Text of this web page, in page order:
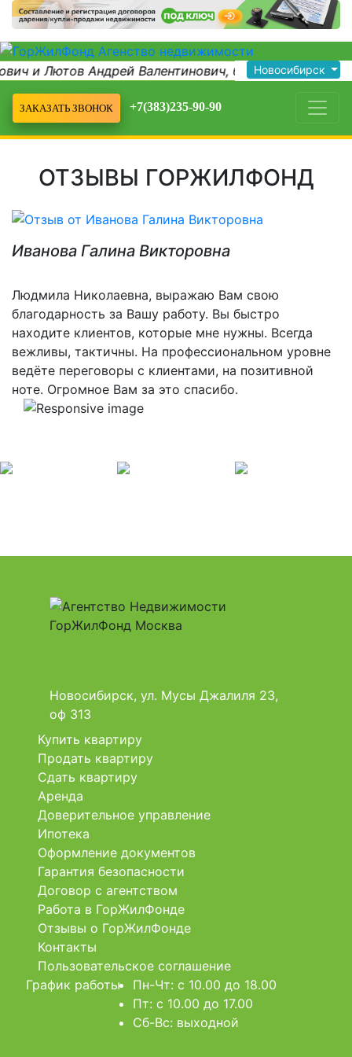
и Лютов Андрей Валентинович, благод...
Новосибирск
ЗАКАЗАТЬ ЗВОНОК +7(383)235-90-90
ОТЗЫВЫ ГОРЖИЛФОНД
Иванова Галина Викторовна
Людмила Николаевна, выражаю Вам свою
благодарность за Вашу работу. Вы быстро
находите клиентов, которые мне нужны. Всегда
вежливы, тактичны. На профессиональном уровне
ведёте переговоры с клиентами, на позитивной
ноте. Огромное Вам за это спасибо.
Новосибирск, ул. Мусы Джалиля 23,
оф 313
Купить квартиру
Продать квартиру
Сдать квартиру
Аренда
Доверительное управление
Ипотека
Оформление документов
Гарантия безопасности
Договор с агентством
Работа в ГорЖилФонде
Отзывы о ГорЖилФонде
Контакты
Пользовательское соглашение
График работы
Пн-Чт: c 10.00 до 18.00
Пт: c 10.00 до 17.00
Сб-Вс: выходной